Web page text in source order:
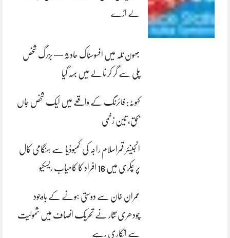
لے اڑے
بھون نلہ میں افسوسناک حادثہ — بزرگ شخص
پلی سے گر کر نالے میں بہہ گیا
کہوٹہ: فائرنگ کے واقعے میں ایک شخص جاں
بحق، تین زخمی
انجینئر قمراسلام راجہ کی کمبوڈیا سے ہنگامی کال
پر چکری میں 16 افراد کا کامیاب ریسکیو
عمران خان سے دوستی ہونے کے باوجود
چودھری نثار نے تحریک انصاف میں شمولیت
سے انکاری رہے